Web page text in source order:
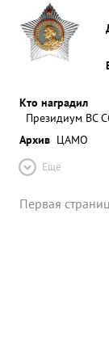
Кто наградил
Президиум ВС
Архив ЦАМО
Ещё
Первая